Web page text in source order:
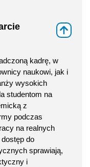
kadrę, w
naukowi, jak i
wysokich
studentom na
z
podczas
na realnych
do
sprawiają,
i